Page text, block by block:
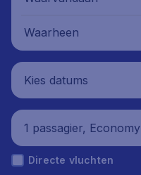
Waarheen
Kies datums
1 passagier, Economy
Directe vluchten